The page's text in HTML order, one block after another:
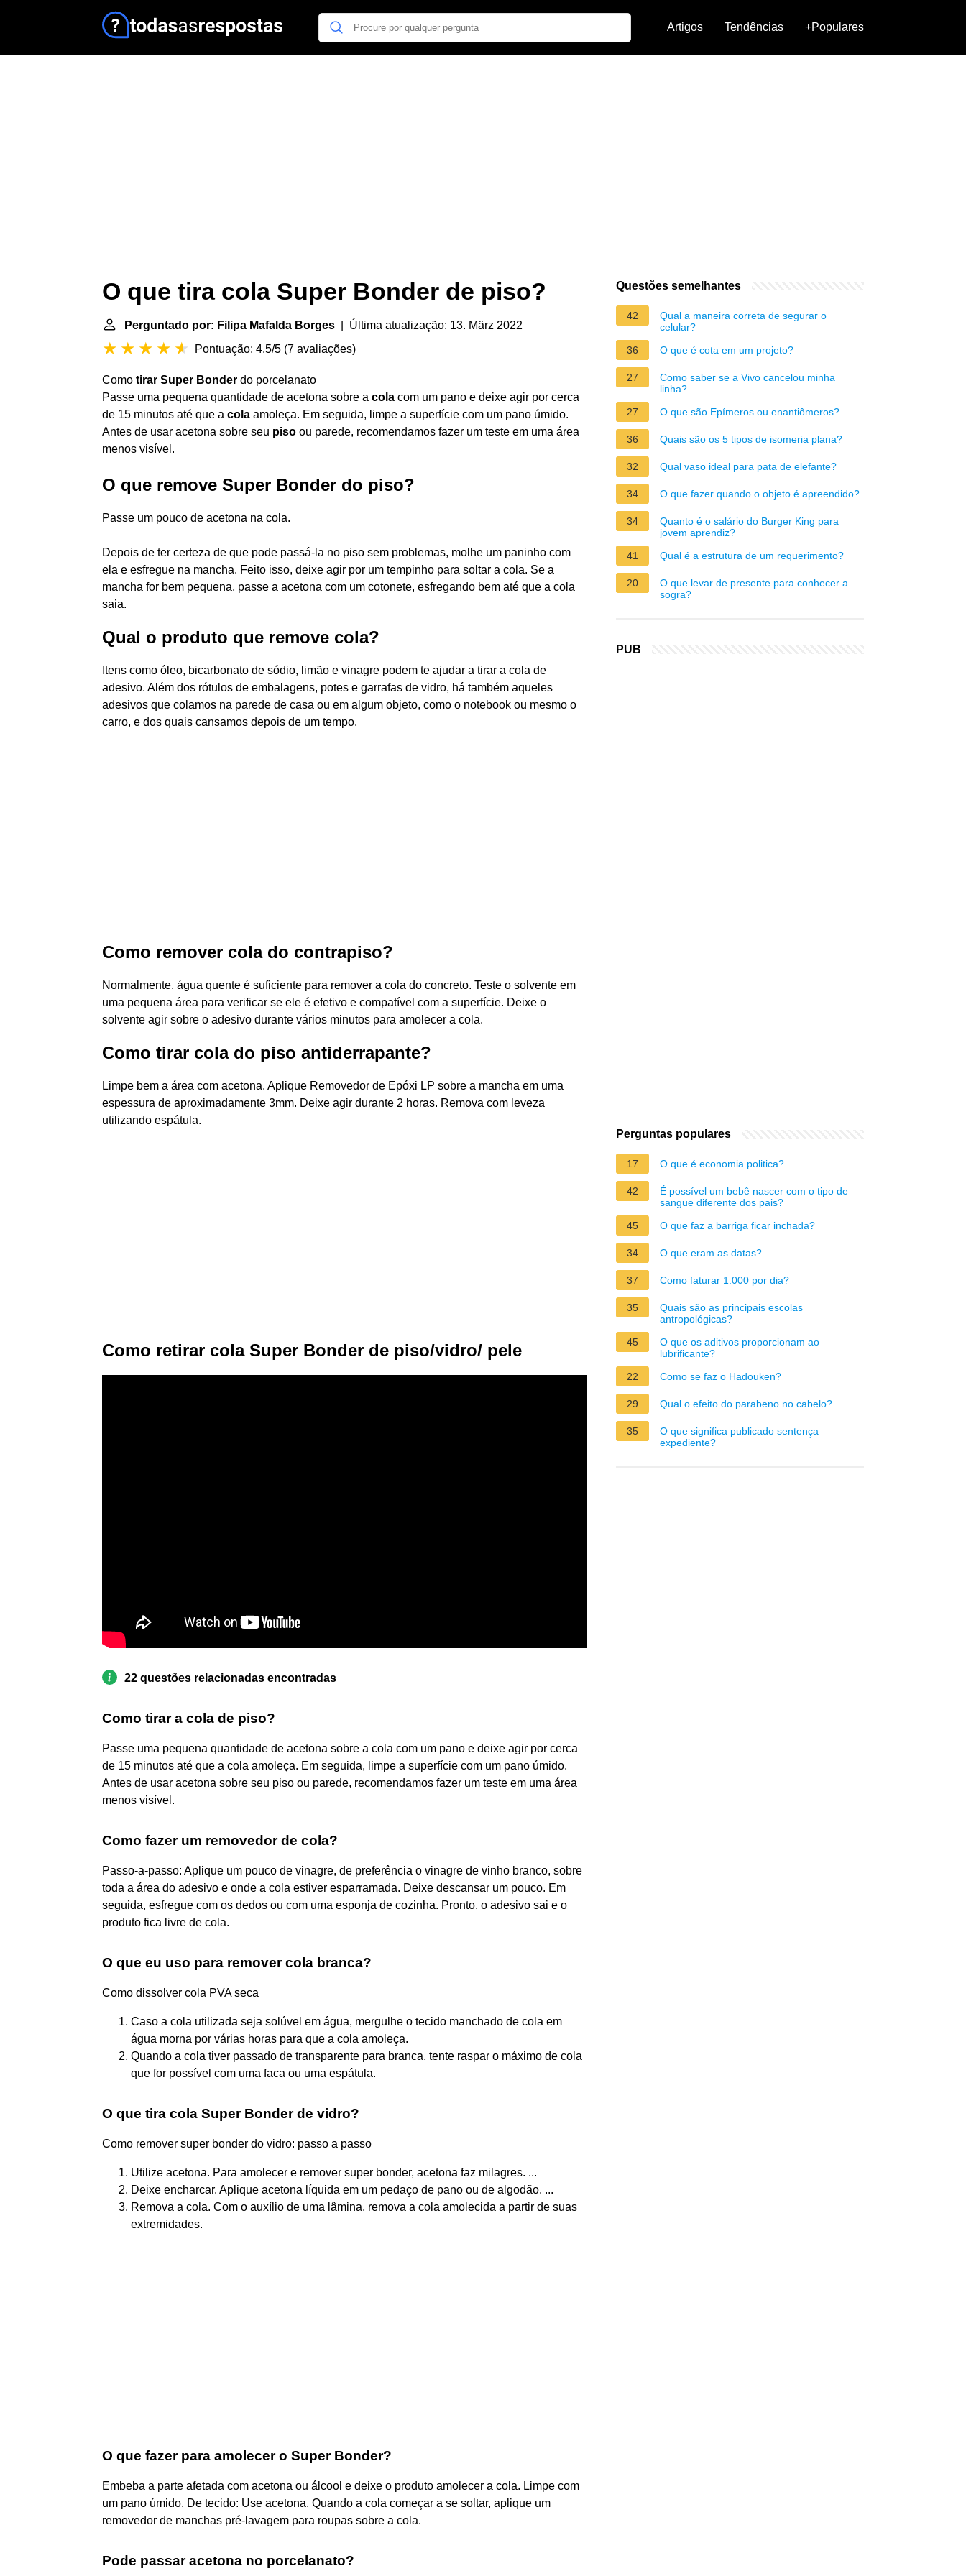
Artigos Tendências +Populares
O que tira cola Super Bonder de piso?
Perguntado por: Filipa Mafalda Borges | Última atualização: 13. März 2022
Pontuação: 4.5/5 (7 avaliações)
Como tirar Super Bonder do porcelanato
Passe uma pequena quantidade de acetona sobre a cola com um pano e deixe agir por cerca
de 15 minutos até que a cola amoleça. Em seguida, limpe a superfície com um pano úmido.
Antes de usar acetona sobre seu piso ou parede, recomendamos fazer um teste em uma área
menos visível.
O que remove Super Bonder do piso?
Passe um pouco de acetona na cola.
Depois de ter certeza de que pode passá-la no piso sem problemas, molhe um paninho com
ela e esfregue na mancha. Feito isso, deixe agir por um tempinho para soltar a cola. Se a
mancha for bem pequena, passe a acetona com um cotonete, esfregando bem até que a cola
saia.
Qual o produto que remove cola?
Itens como óleo, bicarbonato de sódio, limão e vinagre podem te ajudar a tirar a cola de
adesivo. Além dos rótulos de embalagens, potes e garrafas de vidro, há também aqueles
adesivos que colamos na parede de casa ou em algum objeto, como o notebook ou mesmo o
carro, e dos quais cansamos depois de um tempo.
Como remover cola do contrapiso?
Normalmente, água quente é suficiente para remover a cola do concreto. Teste o solvente em
uma pequena área para verificar se ele é efetivo e compatível com a superfície. Deixe o
solvente agir sobre o adesivo durante vários minutos para amolecer a cola.
Como tirar cola do piso antiderrapante?
Limpe bem a área com acetona. Aplique Removedor de Epóxi LP sobre a mancha em uma
espessura de aproximadamente 3mm. Deixe agir durante 2 horas. Remova com leveza
utilizando espátula.
Como retirar cola Super Bonder de piso/vidro/ pele
22 questões relacionadas encontradas
Como tirar a cola de piso?
Passe uma pequena quantidade de acetona sobre a cola com um pano e deixe agir por cerca
de 15 minutos até que a cola amoleça. Em seguida, limpe a superfície com um pano úmido.
Antes de usar acetona sobre seu piso ou parede, recomendamos fazer um teste em uma área
menos visível.
Como fazer um removedor de cola?
Passo-a-passo: Aplique um pouco de vinagre, de preferência o vinagre de vinho branco, sobre
toda a área do adesivo e onde a cola estiver esparramada. Deixe descansar um pouco. Em
seguida, esfregue com os dedos ou com uma esponja de cozinha. Pronto, o adesivo sai e o
produto fica livre de cola.
O que eu uso para remover cola branca?
Como dissolver cola PVA seca
Caso a cola utilizada seja solúvel em água, mergulhe o tecido manchado de cola em
água morna por várias horas para que a cola amoleça.
Quando a cola tiver passado de transparente para branca, tente raspar o máximo de cola
que for possível com uma faca ou uma espátula.
O que tira cola Super Bonder de vidro?
Como remover super bonder do vidro: passo a passo
Utilize acetona. Para amolecer e remover super bonder, acetona faz milagres. ...
Deixe encharcar. Aplique acetona líquida em um pedaço de pano ou de algodão. ...
Remova a cola. Com o auxílio de uma lâmina, remova a cola amolecida a partir de suas
extremidades.
O que fazer para amolecer o Super Bonder?
Embeba a parte afetada com acetona ou álcool e deixe o produto amolecer a cola. Limpe com
um pano úmido. De tecido: Use acetona. Quando a cola começar a se soltar, aplique um
removedor de manchas pré-lavagem para roupas sobre a cola.
Pode passar acetona no porcelanato?
Questões semelhantes
42
Qual a maneira correta de segurar o
celular?
36
O que é cota em um projeto?
27
Como saber se a Vivo cancelou minha
linha?
27
O que são Epímeros ou enantiômeros?
36 Quais são os 5 tipos de isomeria plana?
32 Qual vaso ideal para pata de elefante?
34 O que fazer quando o objeto é apreendido?
34
Quanto é o salário do Burger King para
jovem aprendiz?
41
Qual é a estrutura de um requerimento?
20
O que levar de presente para conhecer a
sogra?
PUB
Perguntas populares
17 O que é economia politica?
42
É possível um bebê nascer com o tipo de
sangue diferente dos pais?
45
O que faz a barriga ficar inchada?
34 O que eram as datas?
37 Como faturar 1.000 por dia?
35
Quais são as principais escolas
antropológicas?
45
O que os aditivos proporcionam ao
lubrificante?
22
Como se faz o Hadouken?
29 Qual o efeito do parabeno no cabelo?
35
O que significa publicado sentença
expediente?